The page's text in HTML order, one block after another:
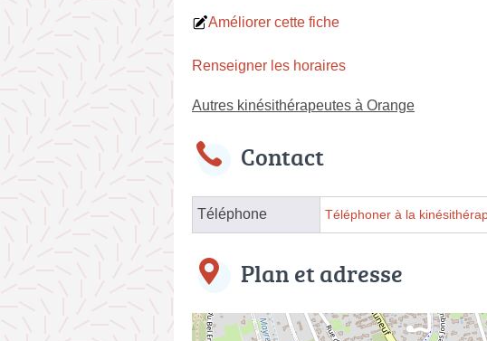
Améliorer cette fiche
Renseigner les horaires
Autres kinésithérapeutes à Orange
Contact
Téléphone Téléphoner à la
Plan et adresse